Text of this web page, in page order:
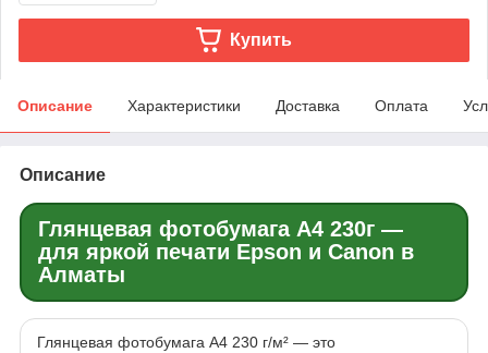
Купить
Описание Характеристики Доставка Оплата
Описание
Глянцевая фотобумага A4 230г —
для яркой печати Epson и Canon в
Алматы
Глянцевая фотобумага A4 230 г/м² — это